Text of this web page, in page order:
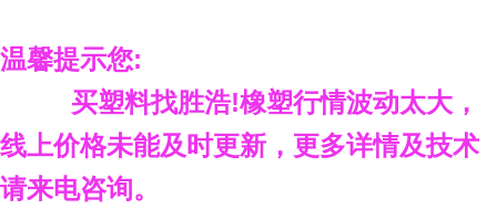
温馨提示您:
买塑料找胜浩!橡塑行情波动太大，
线上价格未能及时更新，更多详情及技术
请来电咨询。